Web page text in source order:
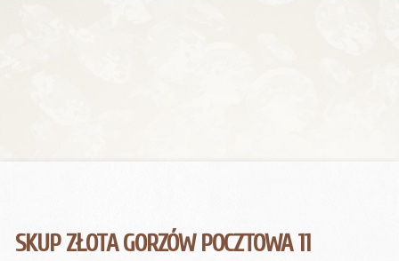
SKUP ZŁOTA GORZÓW POCZTOWA 11